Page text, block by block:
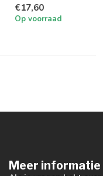
€17,60
Op voorraad
Meer informatie